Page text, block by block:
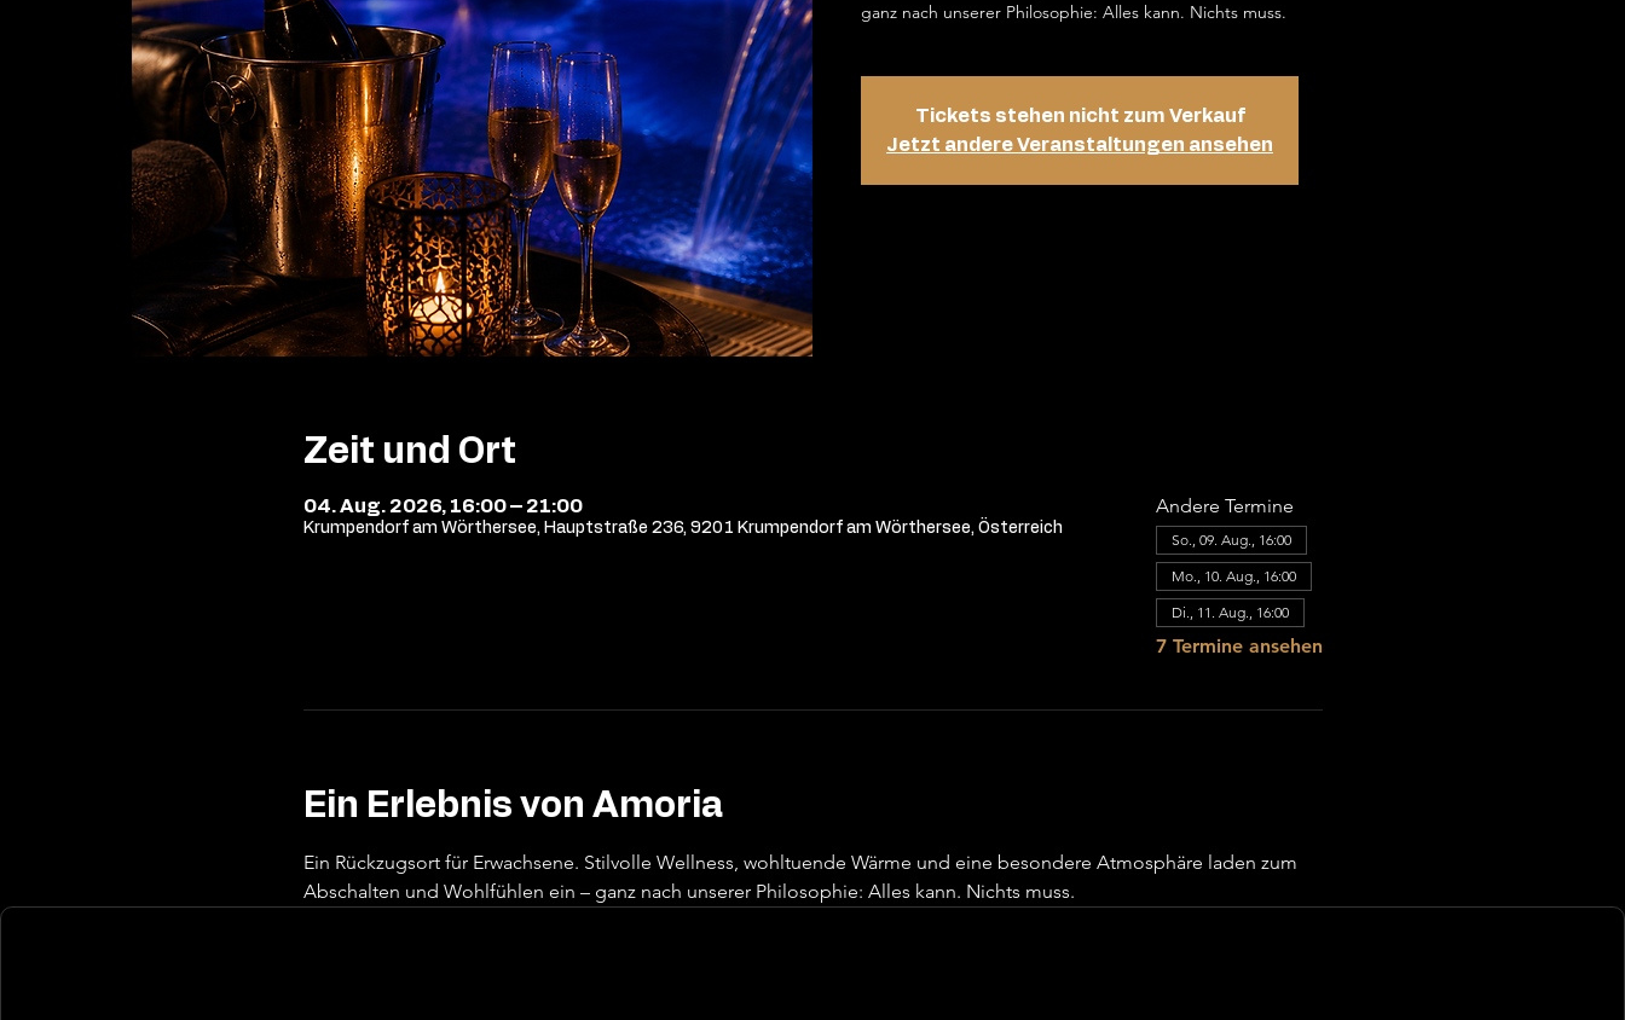
ganz nach unserer Philosophie: Alles kann. Nichts muss.
Tickets stehen nicht zum Verkauf
Jetzt andere Veranstaltungen ansehen
Zeit und Ort
04. Aug. 2026, 16:00 – 21:00
Krumpendorf am Wörthersee, Hauptstraße 236, 9201 Krumpendorf am Wörthersee, Österreich
Andere Termine
So., 09. Aug., 16:00
Mo., 10. Aug., 16:00
Di., 11. Aug., 16:00
7 Termine ansehen
Ein Erlebnis von Amoria
Ein Rückzugsort für Erwachsene. Stilvolle Wellness, wohltuende Wärme und eine besondere Atmosphäre laden zum
Abschalten und Wohlfühlen ein – ganz nach unserer Philosophie: Alles kann. Nichts muss.